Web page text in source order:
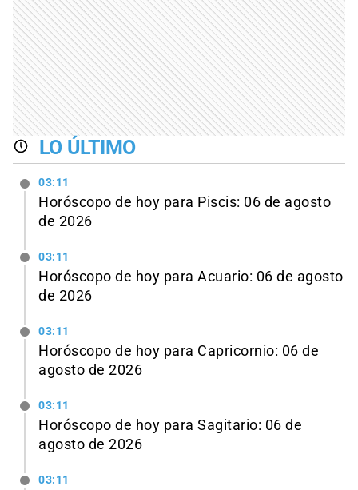
LO ÚLTIMO
03:11
Horóscopo de hoy para Piscis: 06 de agosto
de 2026
03:11
Horóscopo de hoy para Acuario: 06 de agosto
de 2026
03:11
Horóscopo de hoy para Capricornio: 06 de
agosto de 2026
03:11
Horóscopo de hoy para Sagitario: 06 de
agosto de 2026
03:11